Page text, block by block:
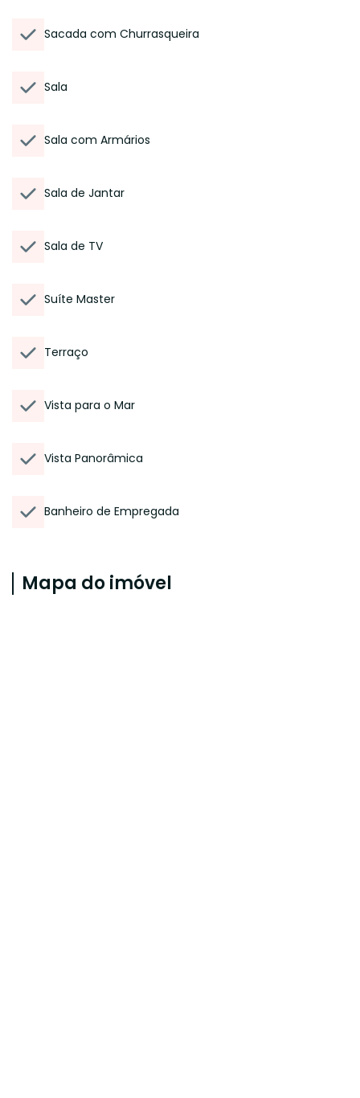
Sacada com Churrasqueira
Sala
Sala com Armários
Sala de Jantar
Sala de TV
Suíte Master
Terraço
Vista para o Mar
Vista Panorâmica
Banheiro de Empregada
Mapa do imóvel